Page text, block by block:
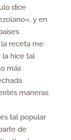
dice
y en
receta me
la hice tal
más
maneras
tal popular
de